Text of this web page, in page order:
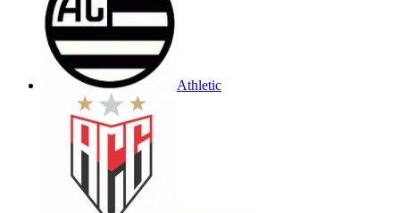
Athletic